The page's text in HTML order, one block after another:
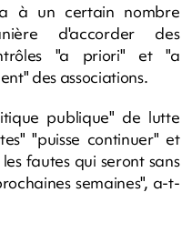
à un certain nombre
d'accorder des
"a priori" et "a
des associations.
publique" de lutte
"puisse continuer" et
fautes qui seront sans
semaines", a-t-